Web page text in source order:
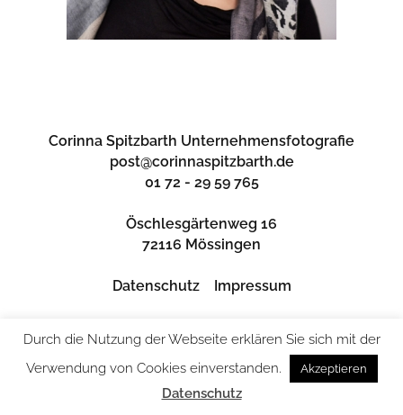
Corinna Spitzbarth Unternehmensfotografie
post@corinnaspitzbarth.de
01 72 - 29 59 765
Öschlesgärtenweg 16
72116 Mössingen
Datenschutz Impressum
Durch die Nutzung der Webseite erklären Sie sich mit der
Verwendung von Cookies einverstanden.
Akzeptieren
Datenschutz